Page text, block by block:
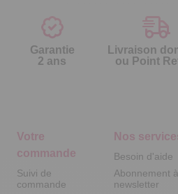
Garantie
2 ans
Livraison
ou Point
Votre
commande
Suivi de
commande
Nos
Besoin d'aide
Abonnement
newsletter